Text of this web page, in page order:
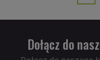
Dołącz do